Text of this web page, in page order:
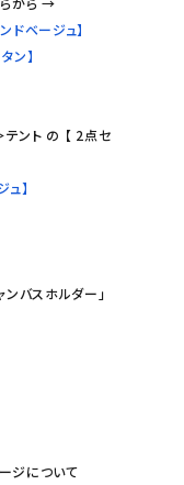
ドベージュ】
ン】
ント の 【 2点セ
】
バスホルダー」
ジについて